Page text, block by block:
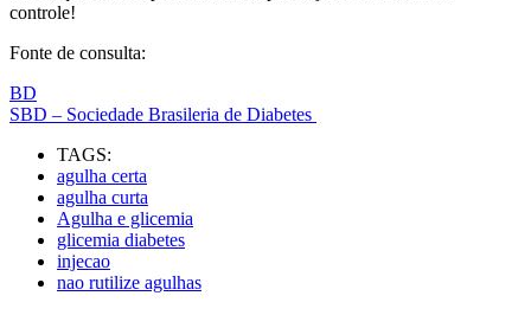
controle!
Fonte de consulta:
BD
SBD – Sociedade Brasileria de Diabetes
TAGS:
agulha certa
agulha curta
Agulha e glicemia
glicemia diabetes
injecao
nao rutilize agulhas